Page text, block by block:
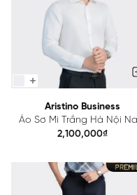
Aristino Business
Áo Sơ Mi Trắng Hà Nội
Aristino Business 1LSH010Z
2,100,000₫